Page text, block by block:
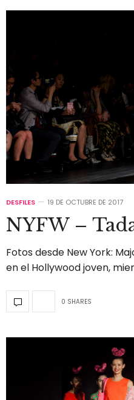
DESFILES 19 DE OCTUBRE DE 2017
NYFW –
Fotos desde New York:
en el Hollywood joven,
0 SHARES